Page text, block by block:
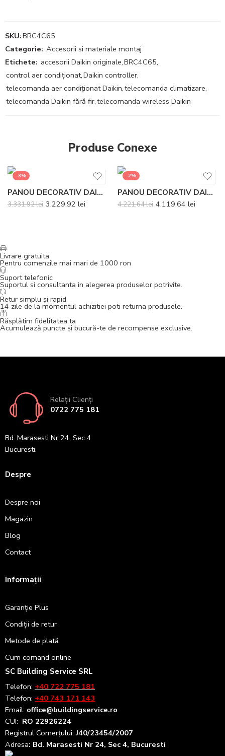
SKU:BRC4C65
Categorie: Accesorii si materiale montaj
Etichete: accesorii Daikin originale,BRC4C65,
control aer condiționat,Daikin controller,
telecomanda aer condiționat Daikin,telecomanda climatizare,
telecomanda Daikin fără fir,telecomanda wireless Daikin
Produse Conexe
-3%
PANOU DECORATIV DAIKIN BYK71FJW1
3.331,92lei 3.229,92 lei
-2%
PANOU DECORATIV DAIKIN BYBCQ40H
4.221,64lei 4.119,64 lei
Livrare gratuita
Pentru comenzile mai mari de 1000 ron
Suport telefonic
Suportul si consultanta in alegerea produselor potrivite.
Retur simplu și rapid
14 zile de la momentul achizitiei poti returna produsele.
Răsplătim fidelitatea ta
Acumulează puncte și bucură-te de recompense exclusive.
Relații Clienți
0722 775 181
Bd. Marasesti Nr 24, Sec 4
Bucuresti.
Despre
Despre noi
Magazin
Blog
Contact
Informații
Garanție Plus
Condiții de retur
Metode de plată
Cum comand online
SC Building Service SRL
Telefon: +40 722 775 181
Telefon: +40 743 171 143
Email: office@buildingservice.ro
CUI: RO 22926224
Registrul Comerțului:J40/23454/2007
Adresa: Bd. Marasesti Nr 24, Sec 4, Bucuresti